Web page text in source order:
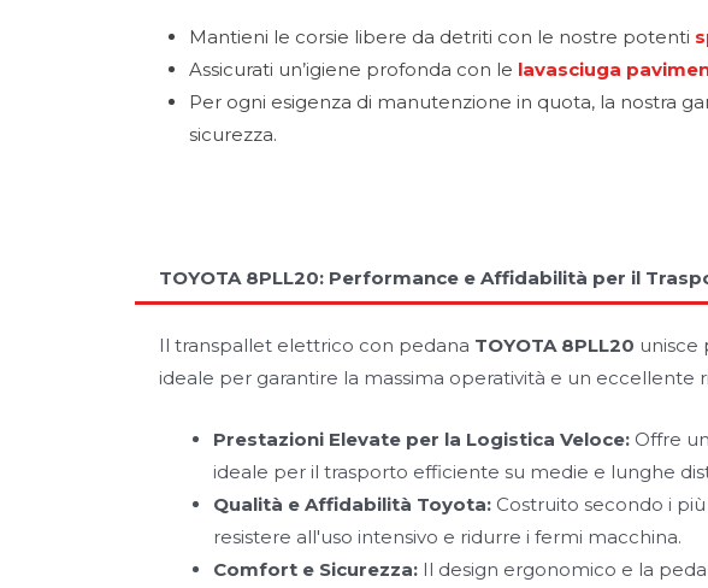
Mantieni le corsie libere da detriti con le nostre potenti
Assicurati un’igiene profonda con le lavasciuga
Per ogni esigenza di manutenzione in quota, la nostra
sicurezza.
TOYOTA 8PLL20: Performance e Affidabilità per il
Il transpallet elettrico con pedana TOYOTA 8PLL20 unisce
ideale per garantire la massima operatività e un eccellente
Prestazioni Elevate per la Logistica Veloce: Offre
ideale per il trasporto efficiente su medie e lunghe
Qualità e Affidabilità Toyota: Costruito secondo i
resistere all'uso intensivo e ridurre i fermi macchina.
Comfort e Sicurezza: Il design ergonomico e la